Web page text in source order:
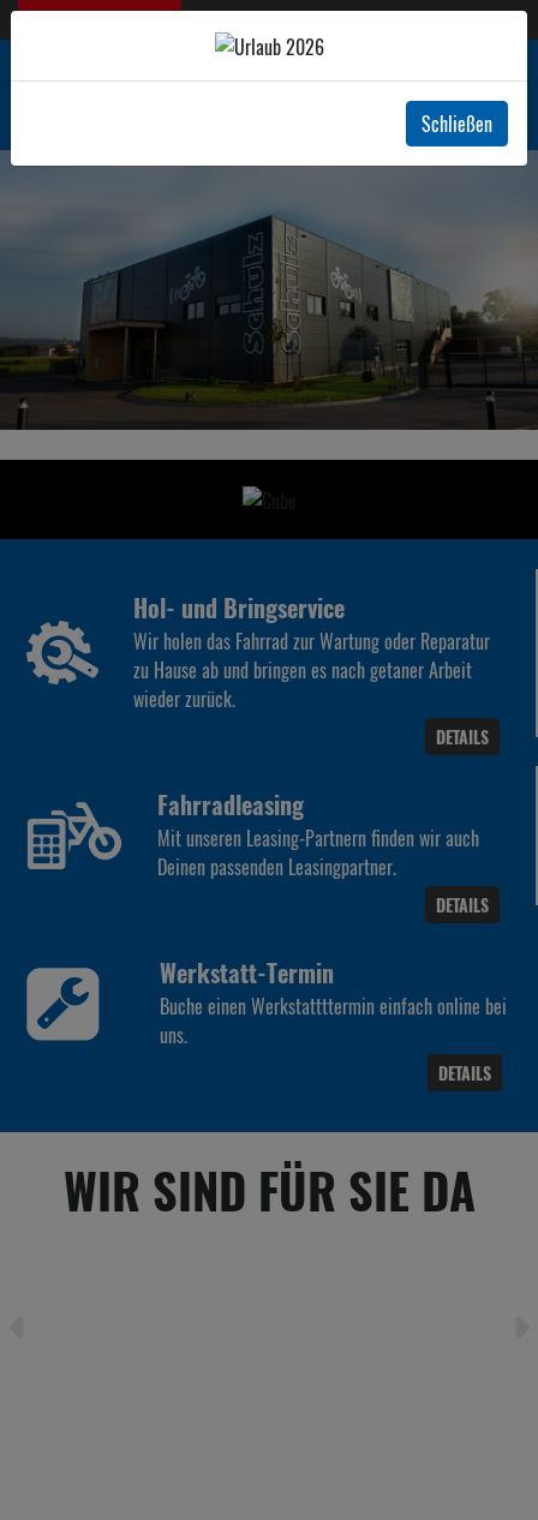
Schließen
Hol- und Bringservice
Wir holen das Fahrrad zur Wartung oder Reparatur
zu Hause ab und bringen es nach getaner Arbeit
wieder zurück.
DETAILS
Fahrradleasing
Mit unseren Leasing-Partnern finden wir auch
Deinen passenden Leasingpartner.
DETAILS
Werkstatt-Termin
Buche einen Werkstattttermin einfach online bei
uns.
DETAILS
WIR SIND FÜR SIE DA